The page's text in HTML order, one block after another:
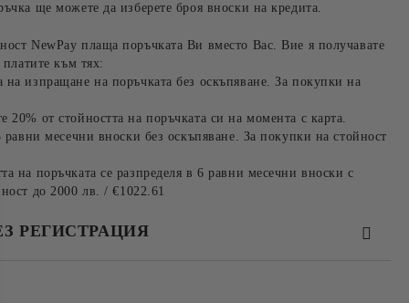
ще можете да изберете броя вноски на кредита.
NewPay плаща поръчката Ви вместо Вас. Вие я получавате
към тях:
изпращане на поръчката без оскъпяване. За покупки на
от стойността на поръчката си на момента с карта.
равни месечни вноски без оскъпяване. За покупки на стойност
на поръчката се разпределя в 6 равни месечни вноски с
до 2000 лв. / €1022.61
РЕГИСТРАЦИЯ